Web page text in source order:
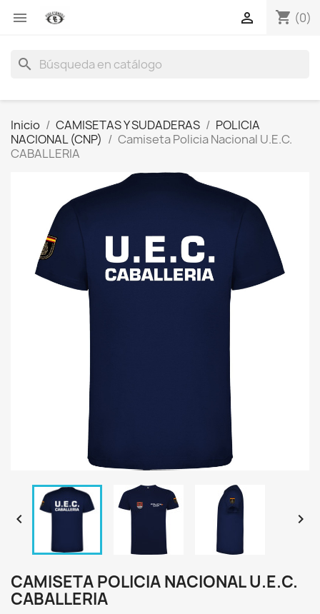
 shopping_cart (0)

search
Inicio CAMISETAS Y SUDADERAS
POLICIA
NACIONAL (CNP)
Camiseta Policia Nacional U.E.C.
CABALLERIA
 
CAMISETA POLICIA NACIONAL U.E.C.
CABALLERIA